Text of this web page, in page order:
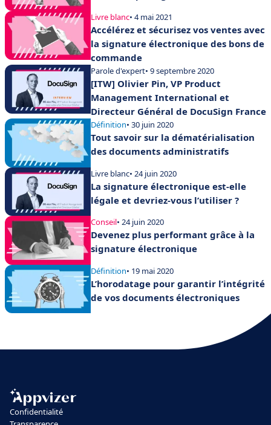
Livre blanc• 4 mai 2021
Accélérez et sécurisez vos ventes avec
la signature électronique des bons de
commande
Parole d'expert• 9 septembre 2020
[ITW] Olivier Pin, VP Product
Management International et
Directeur Général de DocuSign France
Définition• 30 juin 2020
Tout savoir sur la dématérialisation
des documents administratifs
Livre blanc• 24 juin 2020
La signature électronique est-elle
légale et devriez-vous l’utiliser ?
Conseil• 24 juin 2020
Devenez plus performant grâce à la
signature électronique
Définition• 19 mai 2020
L’horodatage pour garantir l’intégrité
de vos documents électroniques
Confidentialité